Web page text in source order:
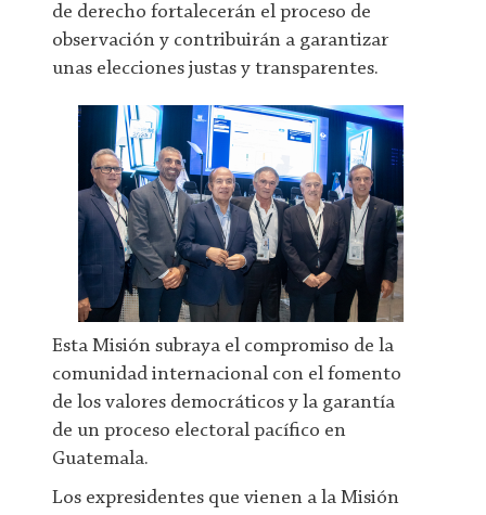
de derecho fortalecerán el proceso de
observación y contribuirán a garantizar
unas elecciones justas y transparentes.
Esta Misión subraya el compromiso de la
comunidad internacional con el fomento
de los valores democráticos y la garantía
de un proceso electoral pacífico en
Guatemala.
Los expresidentes que vienen a la Misión